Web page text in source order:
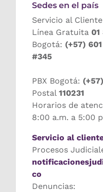
Sedes en el país
Servicio al
Línea Gratuita 01
Bogotá: (+57)
#345
PBX Bogotá:
Postal 110231
Horarios de
8:00 a.m. a 5:00
Servicio al
Procesos
co
Denuncias: